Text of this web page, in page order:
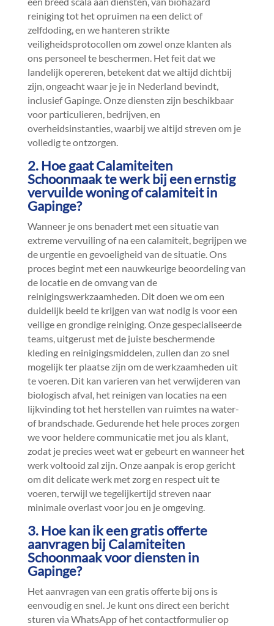
reiniging tot het opruimen na een delict of
zelfdoding, en we hanteren strikte
veiligheidsprotocollen om zowel onze klanten als
ons personeel te beschermen.​ Het feit dat we
landelijk opereren, betekent dat we altijd dichtbij
zijn, ongeacht waar je je in Nederland bevindt,
inclusief Gapinge.​ Onze diensten zijn beschikbaar
voor particulieren, bedrijven, en
overheidsinstanties, waarbij we altijd streven om je
volledig te ontzorgen.​
2.​ Hoe gaat Calamiteiten
Schoonmaak te werk bij een ernstig
vervuilde woning of calamiteit in
Gapinge?
Wanneer je ons benadert met een situatie van
extreme vervuiling of na een calamiteit, begrijpen we
de urgentie en gevoeligheid van de situatie.​ Ons
proces begint met een nauwkeurige beoordeling van
de locatie en de omvang van de
reinigingswerkzaamheden.​ Dit doen we om een
duidelijk beeld te krijgen van wat nodig is voor een
veilige en grondige reiniging.​ Onze gespecialiseerde
teams, uitgerust met de juiste beschermende
kleding en reinigingsmiddelen, zullen dan zo snel
mogelijk ter plaatse zijn om de werkzaamheden uit
te voeren.​ Dit kan varieren van het verwijderen van
biologisch afval, het reinigen van locaties na een
lijkvinding tot het herstellen van ruimtes na water-
of brandschade.​ Gedurende het hele proces zorgen
we voor heldere communicatie met jou als klant,
zodat je precies weet wat er gebeurt en wanneer het
werk voltooid zal zijn.​ Onze aanpak is erop gericht
om dit delicate werk met zorg en respect uit te
voeren, terwijl we tegelijkertijd streven naar
minimale overlast voor jou en je omgeving.​
3.​ Hoe kan ik een gratis offerte
aanvragen bij Calamiteiten
Schoonmaak voor diensten in
Gapinge?
Het aanvragen van een gratis offerte bij ons is
eenvoudig en snel.​ Je kunt ons direct een bericht
sturen via WhatsApp of het contactformulier op